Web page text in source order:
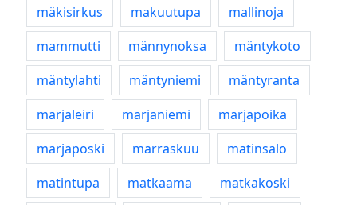
mäkisirkus
makuutupa
mallinoja
mammutti
männynoksa
mäntykoto
mäntylahti
mäntyniemi
mäntyranta
marjaleiri
marjaniemi
marjapoika
marjaposki
marraskuu
matinsalo
matintupa
matkaama
matkakoski